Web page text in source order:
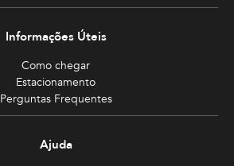
Informações Úteis
Como chegar
Estacionamento
Perguntas Frequentes
Ajuda